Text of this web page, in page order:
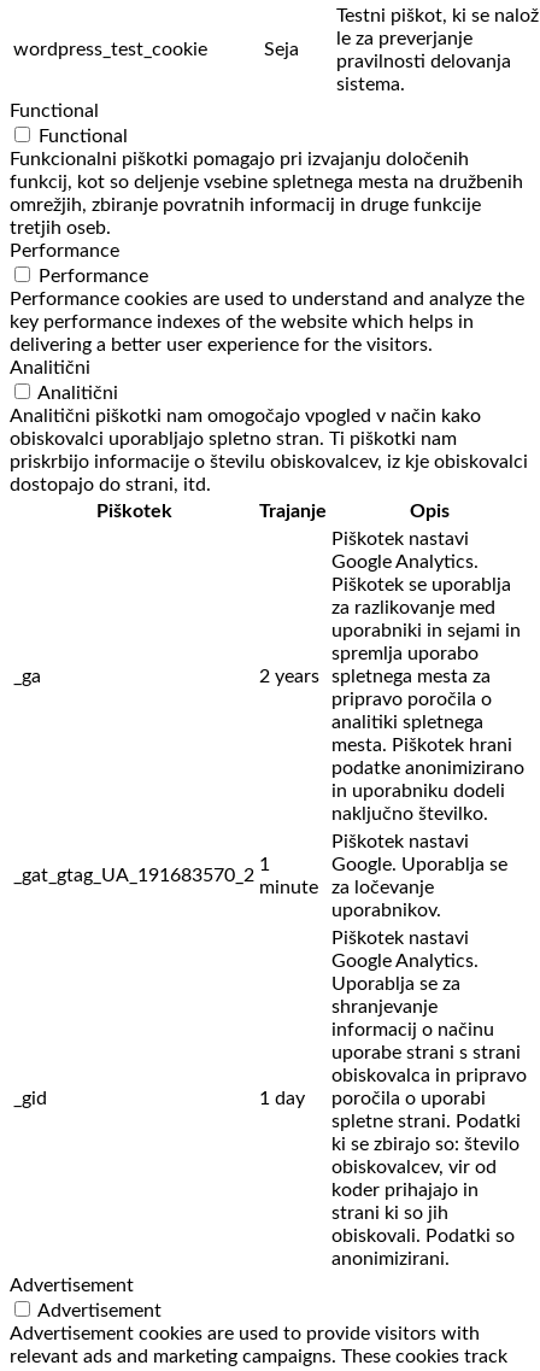
wordpress_test_cookie Seja
Testni piškot, ki se
le za preverjanje
pravilnosti delovanja
sistema.
Functional
Functional
Funkcionalni piškotki pomagajo pri izvajanju določenih
funkcij, kot so deljenje vsebine spletnega mesta na družbenih
omrežjih, zbiranje povratnih informacij in druge funkcije
tretjih oseb.
Performance
Performance
Performance cookies are used to understand and analyze the
key performance indexes of the website which helps in
delivering a better user experience for the visitors.
Analitični
Analitični
Analitični piškotki nam omogočajo vpogled v način kako
obiskovalci uporabljajo spletno stran. Ti piškotki nam
priskrbijo informacije o številu obiskovalcev, iz kje obiskovalci
dostopajo do strani, itd.
Piškotek
Trajanje Opis
_ga 2 years
Piškotek nastavi
Google Analytics.
Piškotek se uporablja
za razlikovanje med
uporabniki in sejami in
spremlja uporabo
spletnega mesta za
pripravo poročila o
analitiki spletnega
mesta. Piškotek hrani
podatke anonimizirano
in uporabniku dodeli
naključno številko.
_gat_gtag_UA_191683570_2
1
minute
Piškotek nastavi
Google. Uporablja se
za ločevanje
uporabnikov.
_gid 1 day
Piškotek nastavi
Google Analytics.
Uporablja se za
shranjevanje
informacij o načinu
uporabe strani s strani
obiskovalca in pripravo
poročila o uporabi
spletne strani. Podatki
ki se zbirajo so: število
obiskovalcev, vir od
koder prihajajo in
strani ki so jih
obiskovali. Podatki so
anonimizirani.
Advertisement
Advertisement
Advertisement cookies are used to provide visitors with
relevant ads and marketing campaigns. These cookies track